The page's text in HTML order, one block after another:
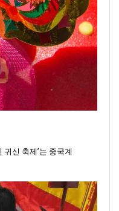
귀신 축제’는 중국계